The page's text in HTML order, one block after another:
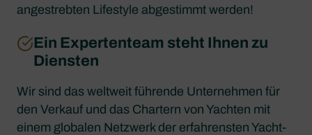
angestrebten Lifestyle abgestimmt werden!
Ein Expertenteam steht Ihnen zu
Diensten
Wir sind das weltweit führende Unternehmen für
den Verkauf und das Chartern von Yachten mit
einem globalen Netzwerk der erfahrensten Yacht-